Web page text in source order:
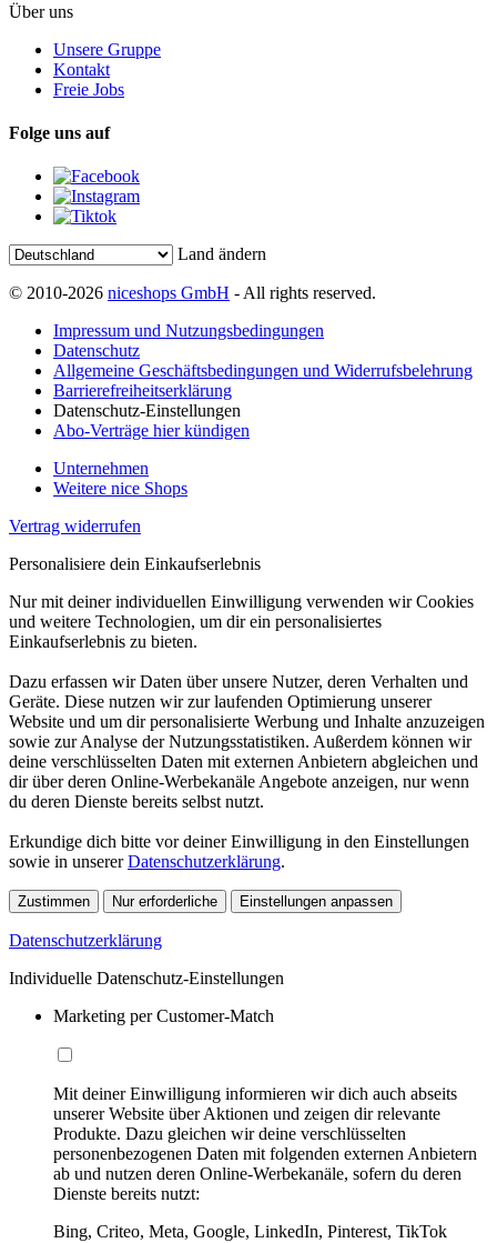
Über uns
Unsere Gruppe
Kontakt
Freie Jobs
Folge uns auf
Land ändern
© 2010-2026 niceshops GmbH - All rights reserved.
Impressum und Nutzungsbedingungen
Datenschutz
Allgemeine Geschäftsbedingungen und Widerrufsbelehrung
Barrierefreiheitserklärung
Datenschutz-Einstellungen
Abo-Verträge hier kündigen
Unternehmen
Weitere nice Shops
Vertrag widerrufen
Personalisiere dein Einkaufserlebnis
Nur mit deiner individuellen Einwilligung verwenden wir Cookies
und weitere Technologien, um dir ein personalisiertes
Einkaufserlebnis zu bieten.
Dazu erfassen wir Daten über unsere Nutzer, deren Verhalten und
Geräte. Diese nutzen wir zur laufenden Optimierung unserer
Website und um dir personalisierte Werbung und Inhalte anzuzeigen
sowie zur Analyse der Nutzungsstatistiken. Außerdem können wir
deine verschlüsselten Daten mit externen Anbietern abgleichen und
dir über deren Online-Werbekanäle Angebote anzeigen, nur wenn
du deren Dienste bereits selbst nutzt.
Erkundige dich bitte vor deiner Einwilligung in den Einstellungen
sowie in unsererDatenschutzerklärung.
Zustimmen Nur erforderliche Einstellungen anpassen
Datenschutzerklärung
Individuelle Datenschutz-Einstellungen
Marketing per Customer-Match
Mit deiner Einwilligung informieren wir dich auch abseits
unserer Website über Aktionen und zeigen dir relevante
Produkte. Dazu gleichen wir deine verschlüsselten
personenbezogenen Daten mit folgenden externen Anbietern
ab und nutzen deren Online-Werbekanäle, sofern du deren
Dienste bereits nutzt:
Bing, Criteo, Meta, Google, LinkedIn, Pinterest, TikTok